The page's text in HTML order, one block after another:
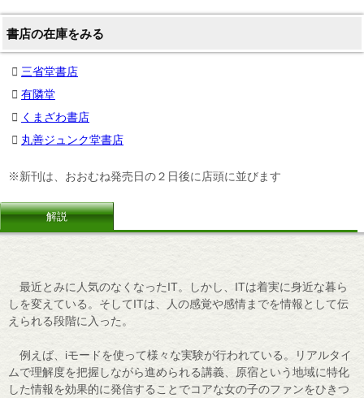
書店の在庫をみる
三省堂書店
有隣堂
くまざわ書店
丸善ジュンク堂書店
※新刊は、おおむね発売日の２日後に店頭に並びます
解説
最近とみに人気のなくなったIT。しかし、ITは着実に身近な暮ら
しを変えている。そしてITは、人の感覚や感情までを情報として伝
えられる段階に入った。
例えば、iモードを使って様々な実験が行われている。リアルタイ
ムで理解度を把握しながら進められる講義、原宿という地域に特化
した情報を効果的に発信することでコアな女の子のファンをひきつ